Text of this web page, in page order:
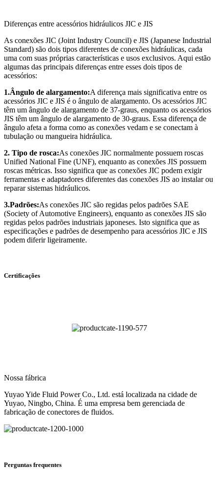
Diferenças entre acessórios hidráulicos JIC e JIS
As conexões JIC (Joint Industry Council) e JIS (Japanese Industrial
Standard) são dois tipos diferentes de conexões hidráulicas, cada
uma com suas próprias características e usos exclusivos. Aqui estão
algumas das principais diferenças entre esses dois tipos de
acessórios:
1.Ângulo de alargamento:A diferença mais significativa entre os
acessórios JIC e JIS é o ângulo de alargamento. Os acessórios JIC
têm um ângulo de alargamento de 37-graus, enquanto os acessórios
JIS têm um ângulo de alargamento de 30-graus. Essa diferença de
ângulo afeta a forma como as conexões vedam e se conectam à
tubulação ou mangueira hidráulica.
2. Tipo de rosca:As conexões JIC normalmente possuem roscas
Unified National Fine (UNF), enquanto as conexões JIS possuem
roscas métricas. Isso significa que as conexões JIC podem exigir
ferramentas e adaptadores diferentes das conexões JIS ao instalar ou
reparar sistemas hidráulicos.
3.Padrões:As conexões JIC são regidas pelos padrões SAE
(Society of Automotive Engineers), enquanto as conexões JIS são
regidas pelos padrões industriais japoneses. Isto significa que as
especificações e padrões de desempenho para acessórios JIC e JIS
podem diferir ligeiramente.
Certificações
Nossa fábrica
Yuyao Yide Fluid Power Co., Ltd. está localizada na cidade de
Yuyao, Ningbo, China. É uma empresa bem gerenciada de
fabricação de conectores de fluidos.
Perguntas frequentes